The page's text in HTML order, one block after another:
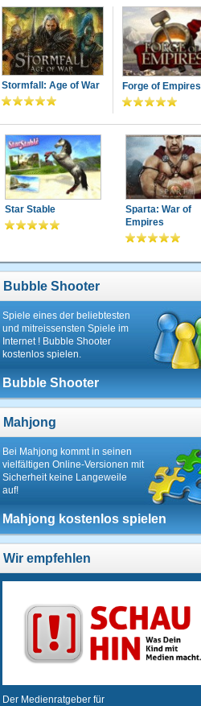
Stormfall: Age of War Forge of Empires
Star Stable
Sparta: War of
Empires
Bubble Shooter
Spiele eines der beliebtesten
und mitreissensten Spiele im
Internet ! Bubble Shooter
kostenlos spielen.
Bubble Shooter
Mahjong
Bei Mahjong kommt in seinen
vielfältigen Online-Versionen mit
Sicherheit keine Langeweile
auf!
Mahjong kostenlos spielen
Wir empfehlen
Der Medienratgeber für